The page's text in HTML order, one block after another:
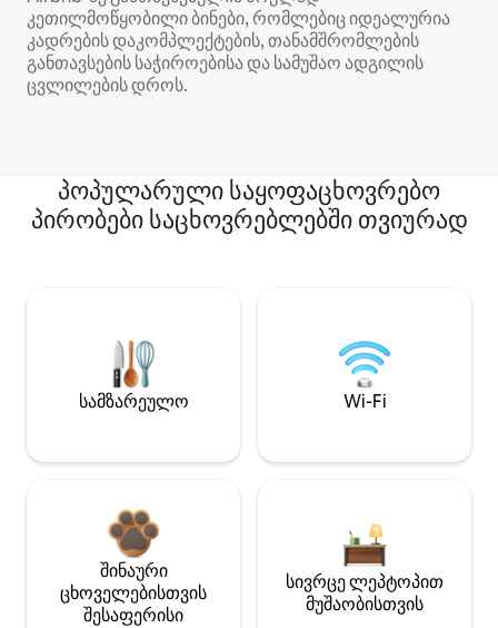
კეთილმოწყობილი ბინები, რომლებიც იდეალურია
კადრების დაკომპლექტების, თანამშრომლების
განთავსების საჭიროებისა და სამუშაო ადგილის
ცვლილების დროს.
პოპულარული საყოფაცხოვრებო
პირობები საცხოვრებლებში თვიურად
სამზარეულო Wi-Fi
შინაური
ცხოველებისთვის
შესაფერისი
სივრცე ლეპტოპით
მუშაობისთვის